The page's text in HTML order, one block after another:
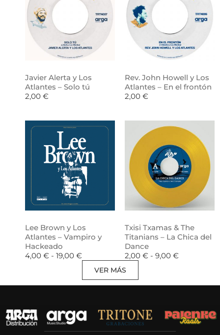
Javier Alerta y Los
Atlantes – Solo tú
2,00 €
Rev. John Howell y Los
Atlantes – En el frontón
2,00 €
Lee Brown y Los
Atlantes – Vampiro y
Hackeado
4,00 € - 19,00 €
Txisi Txamas & The
Titanians – La Chica del
Dance
2,00 € - 9,00 €
VER MÁS